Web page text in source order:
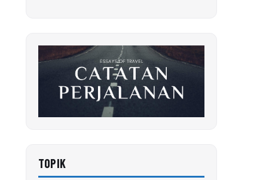
TOPIK